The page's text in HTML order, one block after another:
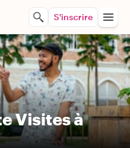
S'inscrire
Visites à